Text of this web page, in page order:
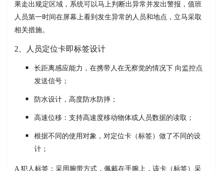
果走出规定区域，系统可以马上判断出异常并发出警报，值班
人员第一时间在屏幕上看到发生异常的人员和地点，立马采取
相关措施。
2、人员定位卡即标签设计
长距离感应能力，在携带人在无察觉的情况下 向监控点
发送信号；
防水设计，高度防水防摔；
高速位移：支持高速度移动物体或人员数据的读取；
根据不同的使用对象，对定位卡（标签）做了不同的设
计；
A 犯人标签：采用腕带方式，佩戴在手腕上，该卡（标签）采